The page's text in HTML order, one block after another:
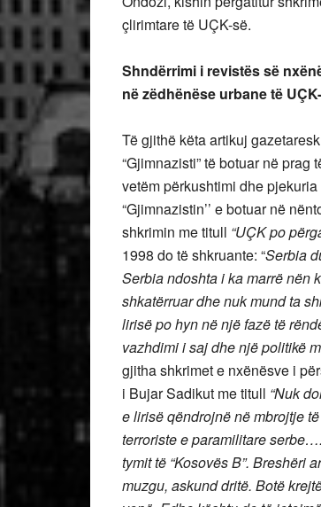
çlirimtare të UÇK-së.
Shndërrimi i revistës së
në zëdhënëse urbane të
Të gjithë këta artikuj
“Gjimnazisti” të botuar në
vetëm përkushtimi dhe
“Gjimnazistin’’ e botuar në
shkrimin me titull “UÇK po
1998 do të shkruante: “Serbia
Serbia ndoshta i ka marrë nën
shkatërruar dhe nuk mund ta
lirisë po hyn në një fazë të
vazhdimi i saj dhe një politikë
gjitha shkrimet e nxënësve i
i Bujar Sadikut me titull “Nuk
e lirisë qëndrojnë në mbrojtje
terroriste e paramilitare
tymit të “Kosovës B”. Breshëri
muzgu, askund dritë. Botë